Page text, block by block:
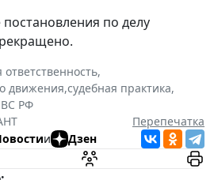
по делу
,
движения,судебная практика,
ВС РФ
Перепечатка
и Дзен